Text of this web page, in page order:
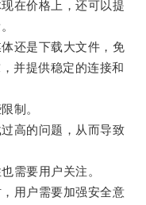
在价格上，还可以提
还是下载大文件，免
并提供稳定的连接和
制。
高的问题，从而导致
要用户关注。
用户需要加强安全意